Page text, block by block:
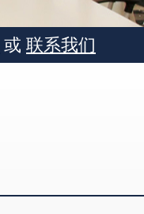
或 联系我们